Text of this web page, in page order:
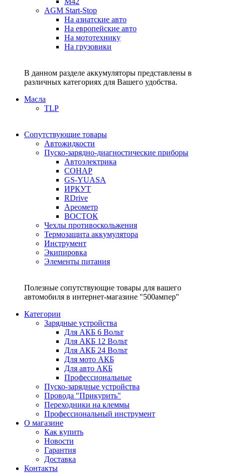
AGM Start-Stop
На азиатские авто
На европейские авто
На мототехнику
На грузовики
В данном разделе аккумуляторы представлены в
различных категориях для Вашего удобства.
Масла
TLP
Сопутствующие товары
Автожидкости
Пуско-зарядно-диагностические приборы
Автоэлектрика
СОНАР
GS-YUASA
ИРКУТ
RDrive
Ареометр
ВОСТОК
Чехлы противоскольжения
Термозащита аккумулятора
Инструмент
Экипировка
Элементы питания
Полезные сопутствующие товары для вашего
автомобиля в интернет-магазине "500ампер"
Категории
Зарядные устройства
Для АКБ 6 Вольт
Для АКБ 12 Вольт
Для АКБ 24 Вольт
Для мото АКБ
Для авто АКБ
Профессиональные
Пуско-зарядные устройства
Провода "Прикурить"
Переходники на клеммы
Профессиональный инструмент
О магазине
Как купить
Новости
Гарантия
Доставка
Контакты